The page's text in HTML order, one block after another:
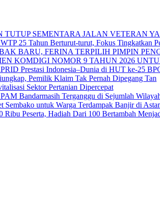
TUTUP SEMENTARA JALAN VETERAN
25 Tahun Berturut-turut, Fokus Tingkatkan
BARU, FERINA TERPILIH PIMPIN
KOMDIGI NOMOR 9 TAHUN 2026
Prestasi Indonesia–Dunia di HUT ke-25
Pemilik Klaim Tak Pernah Dipegang Tan
Sektor Pertanian Dipercepat
Bandarmasih Terganggu di Sejumlah
Sembako untuk Warga Terdampak Banjir di
Ribu Peserta, Hadiah Dari 100 Bertambah